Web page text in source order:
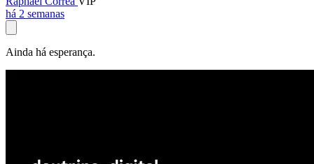
há 2 semanas
Ainda há esperança.